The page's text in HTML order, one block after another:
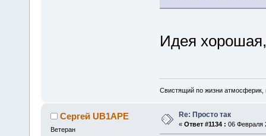
Идея
Свистящий по жизни
Сергей UB1APE
Ветеран
Re: Просто так
« Ответ #1134 : 06 Февраля